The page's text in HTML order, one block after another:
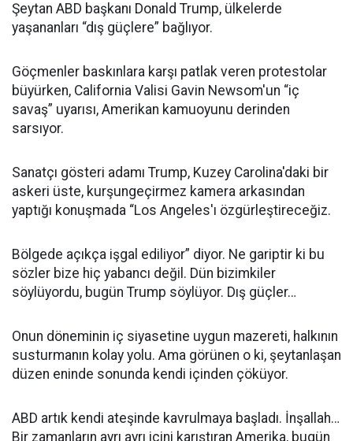
Şeytan ABD başkanı Donald Trump, ülkelerde
yaşananları “dış güçlere” bağlıyor.
Göçmenler baskınlara karşı patlak veren protestolar
büyürken, California Valisi Gavin Newsom'un “iç
savaş” uyarısı, Amerikan kamuoyunu derinden
sarsıyor.
Sanatçı gösteri adamı Trump, Kuzey Carolina'daki bir
askeri üste, kurşungeçirmez kamera arkasından
yaptığı konuşmada “Los Angeles'ı özgürleştireceğiz.
Bölgede açıkça işgal ediliyor” diyor. Ne gariptir ki bu
sözler bize hiç yabancı değil. Dün bizimkiler
söylüyordu, bugün Trump söylüyor. Dış güçler…
Onun döneminin iç siyasetine uygun mazereti, halkının
susturmanın kolay yolu. Ama görünen o ki, şeytanlaşan
düzen eninde sonunda kendi içinden çöküyor.
ABD artık kendi ateşinde kavrulmaya başladı. İnşallah…
Bir zamanların ayrı ayrı içini karıştıran Amerika, bugün